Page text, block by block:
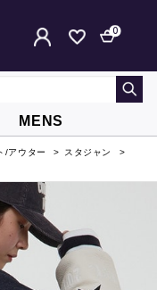
0
MENS
/アウター
スタジャン